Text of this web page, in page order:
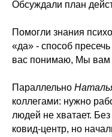
Обсуждали план
Помогли знания
«да» - способ
вас понимаю, Мы
Параллельно
коллегами: нужно
людей не хватает.
ковид-центр, но